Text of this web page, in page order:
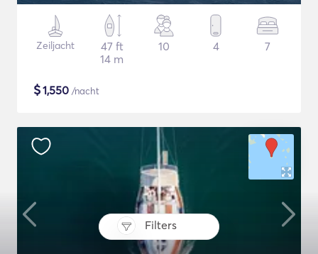
Filters
Zeiljacht
47 ft
14 m
10 4 7
$1,550 /nacht